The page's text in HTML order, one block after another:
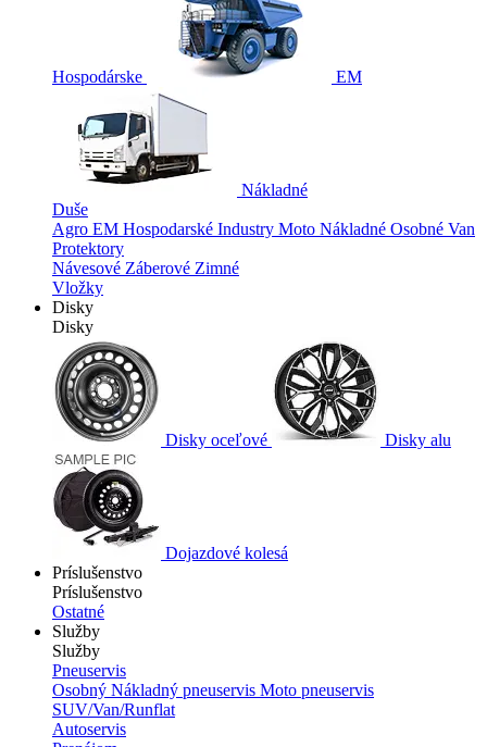
Hospodárske EM
Nákladné
Duše
Agro EM Hospodarské Industry Moto Nákladné Osobné Van
Protektory
Návesové Záberové Zimné
Vložky
Disky
Disky
Disky oceľové Disky alu
Dojazdové kolesá
Príslušenstvo
Príslušenstvo
Ostatné
Služby
Služby
Pneuservis
Osobný Nákladný pneuservis Moto pneuservis
SUV/Van/Runflat
Autoservis